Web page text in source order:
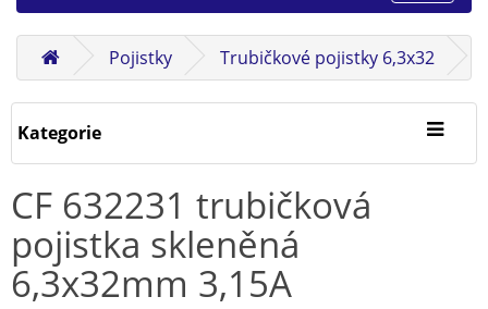
Pojistky Trubičkové pojistky 6,3x32
Kategorie
CF 632231 trubičková
pojistka skleněná
6,3x32mm 3,15A